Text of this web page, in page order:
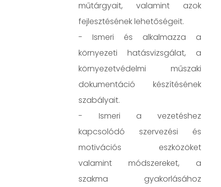
műtárgyait, valamint azok
fejlesztésének lehetőségeit.
- Ismeri és alkalmazza a
környezeti hatásvizsgálat, a
környezetvédelmi műszaki
dokumentáció készítésének
szabályait.
- Ismeri a vezetéshez
kapcsolódó szervezési és
motivációs eszközöket
valamint módszereket, a
szakma gyakorlásához